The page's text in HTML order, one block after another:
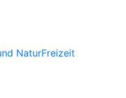
NaturFreizeit